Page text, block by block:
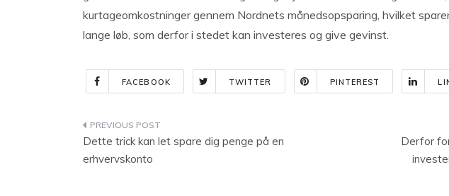
kurtageomkostninger gennem Nordnets månedsopsparing, hvilket
lange løb, som derfor i stedet kan investeres og give gevinst.
FACEBOOK TWITTER PINTEREST
Indlægsnavigation
Dette trick kan let spare dig penge på en
erhvervskonto
Derfor